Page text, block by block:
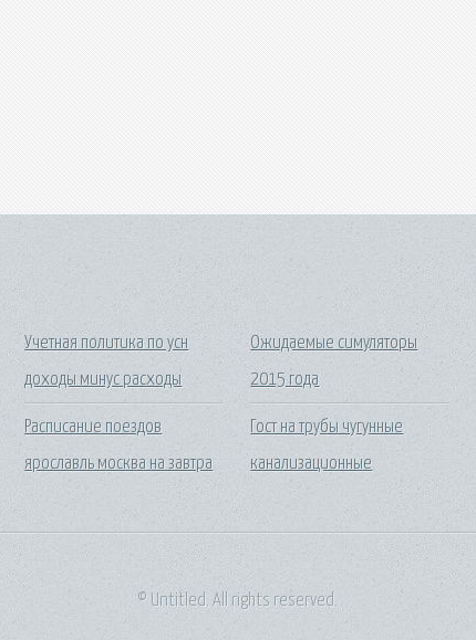
Учетная политика по усн
доходы минус расходы
Расписание поездов
ярославль москва на завтра
Ожидаемые симуляторы
2015 года
Гост на трубы чугунные
канализационные
© Untitled. All rights reserved.